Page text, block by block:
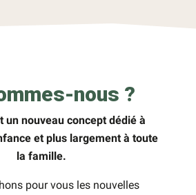
nous ?
un nouveau concept dédié à
et plus largement à toute
la famille.
pour vous les nouvelles